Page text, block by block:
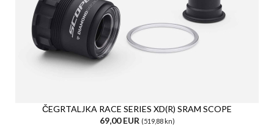
ČEGRTALJKA RACE SERIES XD(R) SRAM SCOPE
69,00 EUR (519,88 kn)